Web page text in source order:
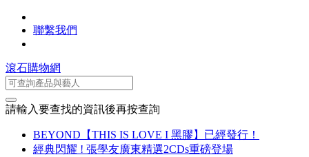
聯繫我們
滾石購物網
請輸入要查找的資訊後再按查詢
BEYOND【THIS IS LOVE I 黑膠】已經發行！
經典閃耀 ! 張學友廣東精選2CDs重磅登場